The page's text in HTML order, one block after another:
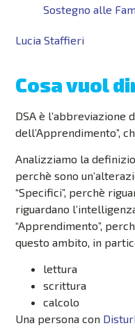
Sostegno alle
Lucia Staffieri
Cosa vuol
DSA è l’abbreviazione
dell’Apprendimento”,
Analizziamo la
perchè sono
“Specifici”, perchè
riguardano
“Apprendimento”,
questo ambito, in
lettura
scrittura
calcolo
Una persona con